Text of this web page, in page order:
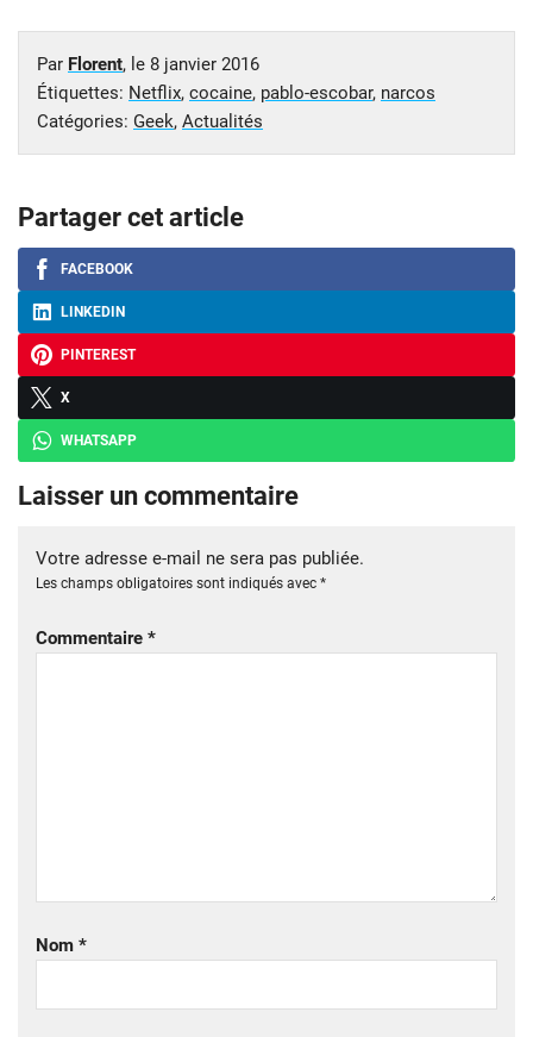
Par Florent, le 8 janvier 2016
Étiquettes: Netflix, cocaine, pablo-escobar, narcos
Catégories: Geek, Actualités
Partager cet article
FACEBOOK
LINKEDIN
PINTEREST
X
WHATSAPP
Laisser un commentaire
Votre adresse e-mail ne sera pas publiée.
Les champs obligatoires sont indiqués avec *
Commentaire *
Nom *